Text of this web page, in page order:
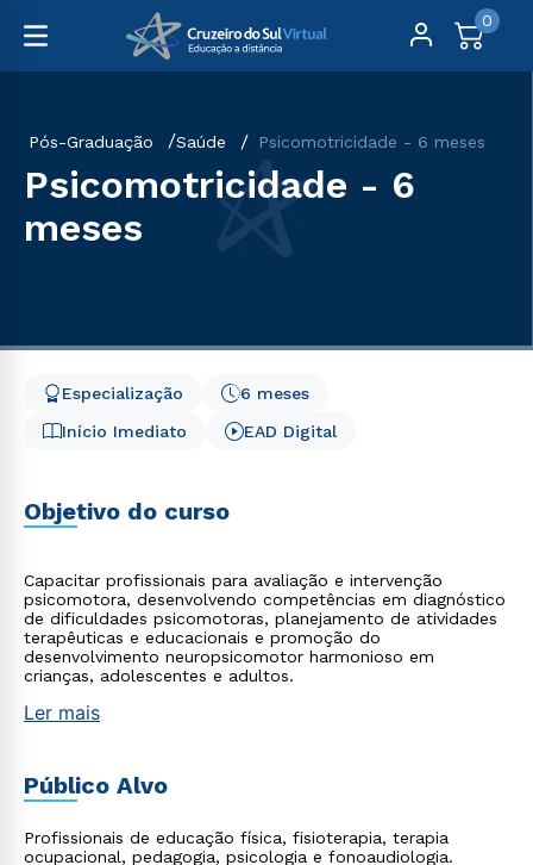
0
Pós-Graduação Saúde Psicomotricidade - 6 meses
Psicomotricidade - 6
meses
Início Imediato
6 meses
Especialização
EAD Digital
Objetivo do curso
Capacitar profissionais para avaliação e intervenção
psicomotora, desenvolvendo competências em diagnóstico
de dificuldades psicomotoras, planejamento de atividades
terapêuticas e educacionais e promoção do
desenvolvimento neuropsicomotor harmonioso em
crianças, adolescentes e adultos.
Ler mais
Público Alvo
Profissionais de educação física, fisioterapia, terapia
ocupacional, pedagogia, psicologia e fonoaudiologia.